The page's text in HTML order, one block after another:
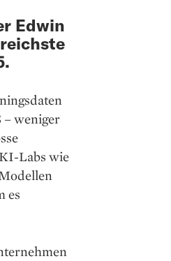
Edwin
– weniger
Labs wie
es